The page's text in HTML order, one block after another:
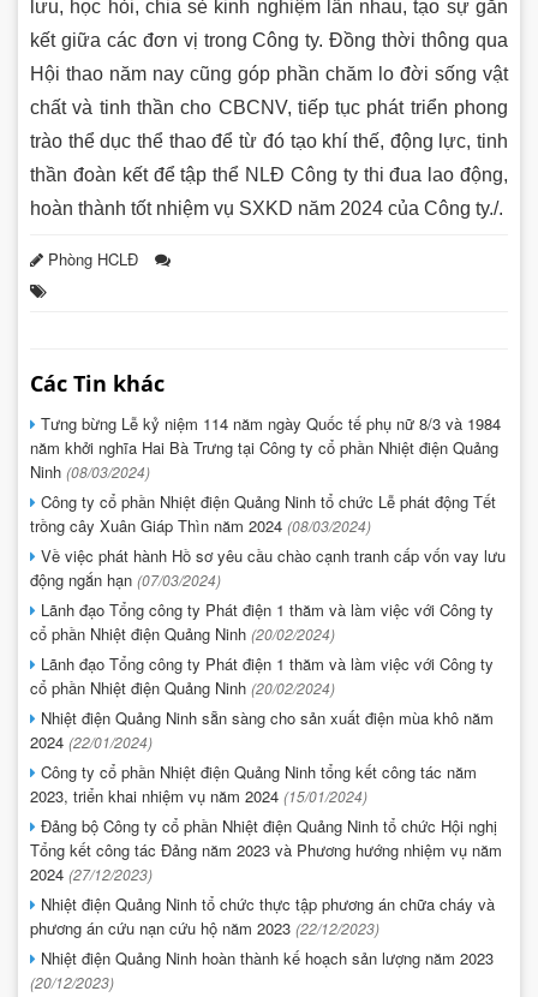
lưu, học hỏi, chia sẻ kinh nghiệm lẫn nhau, tạo sự gắn
kết giữa các đơn vị trong Công ty. Đồng thời thông qua
Hội thao năm nay cũng góp phần chăm lo đời sống vật
chất và tinh thần cho CBCNV, tiếp tục phát triển phong
trào thể dục thể thao để từ đó tạo khí thế, động lực, tinh
thần đoàn kết để tập thể NLĐ Công ty thi đua lao động,
hoàn thành tốt nhiệm vụ SXKD năm 2024 của Công ty./.
Phòng HCLĐ
Các Tin khác
Tưng bừng Lễ kỷ niệm 114 năm ngày Quốc tế phụ nữ 8/3 và 1984
năm khởi nghĩa Hai Bà Trưng tại Công ty cổ phần Nhiệt điện Quảng
Ninh (08/03/2024)
Công ty cổ phần Nhiệt điện Quảng Ninh tổ chức Lễ phát động Tết
trồng cây Xuân Giáp Thìn năm 2024 (08/03/2024)
Về việc phát hành Hồ sơ yêu cầu chào cạnh tranh cấp vốn vay lưu
động ngắn hạn (07/03/2024)
Lãnh đạo Tổng công ty Phát điện 1 thăm và làm việc với Công ty
cổ phần Nhiệt điện Quảng Ninh (20/02/2024)
Lãnh đạo Tổng công ty Phát điện 1 thăm và làm việc với Công ty
cổ phần Nhiệt điện Quảng Ninh (20/02/2024)
Nhiệt điện Quảng Ninh sẵn sàng cho sản xuất điện mùa khô năm
2024 (22/01/2024)
Công ty cổ phần Nhiệt điện Quảng Ninh tổng kết công tác năm
2023, triển khai nhiệm vụ năm 2024 (15/01/2024)
Đảng bộ Công ty cổ phần Nhiệt điện Quảng Ninh tổ chức Hội nghị
Tổng kết công tác Đảng năm 2023 và Phương hướng nhiệm vụ năm
2024 (27/12/2023)
Nhiệt điện Quảng Ninh tổ chức thực tập phương án chữa cháy và
phương án cứu nạn cứu hộ năm 2023 (22/12/2023)
Nhiệt điện Quảng Ninh hoàn thành kế hoạch sản lượng năm 2023
(20/12/2023)